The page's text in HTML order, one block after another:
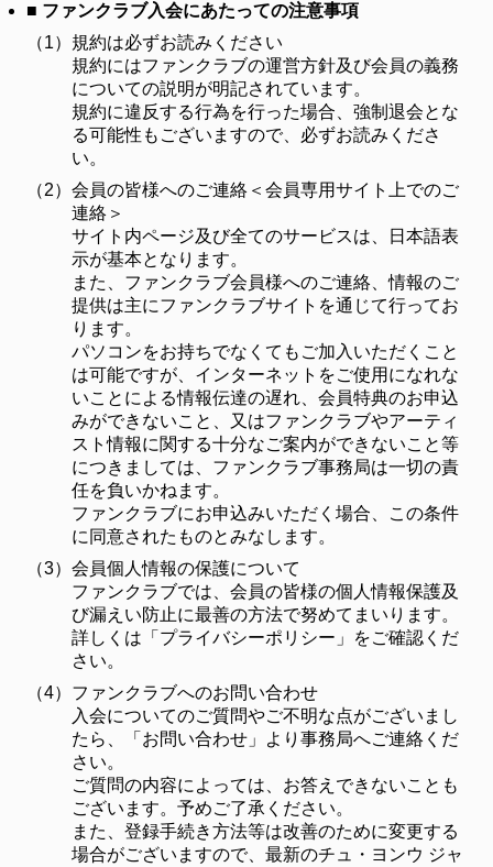
■ ファンクラブ入会にあたっての注意事項
（1） 規約は必ずお読みください
規約にはファンクラブの運営方針及び会員の義務
についての説明が明記されています。
規約に違反する行為を行った場合、強制退会とな
る可能性もございますので、必ずお読みくださ
い。
（2） 会員の皆様へのご連絡＜会員専用サイト上でのご
連絡＞
サイト内ページ及び全てのサービスは、日本語表
示が基本となります。
また、ファンクラブ会員様へのご連絡、情報のご
提供は主にファンクラブサイトを通じて行ってお
ります。
パソコンをお持ちでなくてもご加入いただくこと
は可能ですが、インターネットをご使用になれな
いことによる情報伝達の遅れ、会員特典のお申込
みができないこと、又はファンクラブやアーティ
スト情報に関する十分なご案内ができないこと等
につきましては、ファンクラブ事務局は一切の責
任を負いかねます。
ファンクラブにお申込みいただく場合、この条件
に同意されたものとみなします。
（3） 会員個人情報の保護について
ファンクラブでは、会員の皆様の個人情報保護及
び漏えい防止に最善の方法で努めてまいります。
詳しくは「プライバシーポリシー」をご確認くだ
さい。
（4） ファンクラブへのお問い合わせ
入会についてのご質問やご不明な点がございまし
たら、「お問い合わせ」より事務局へご連絡くだ
さい。
ご質問の内容によっては、お答えできないことも
ございます。予めご了承ください。
また、登録手続き方法等は改善のために変更する
場合がございますので、最新のチュ・ヨンウ ジャ